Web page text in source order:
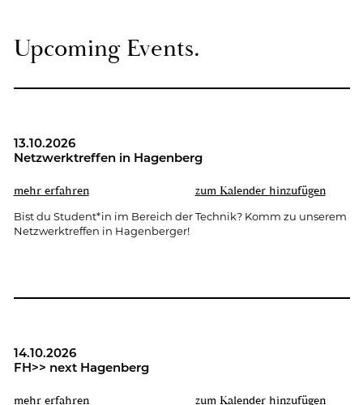
Up­co­ming Events.
13.10.2026
Netz­werk­tref­fen in Ha­gen­berg
mehr er­fah­ren zum Ka­len­der hin­zu­fü­gen
Bist du Stu­dent*in im Be­reich der Tech­nik? Komm zu un­se­rem
Netz­werk­tref­fen in Ha­gen­ber­ger!
14.10.2026
FH>> next Ha­gen­berg
mehr er­fah­ren zum Ka­len­der hin­zu­fü­gen